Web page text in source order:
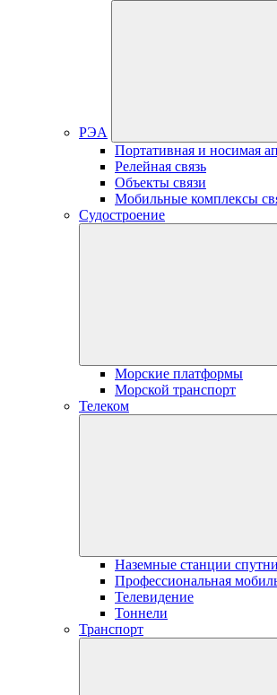
РЭА
Портативная и носимая
Релейная связь
Объекты связи
Мобильные комплексы
Судостроение
Морские платформы
Морской транспорт
Телеком
Наземные станции
Профессиональная
Телевидение
Тоннели
Транспорт